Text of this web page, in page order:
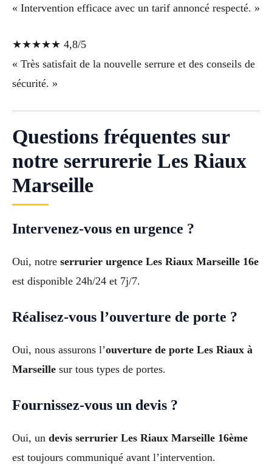
« Intervention efficace avec un tarif annoncé respecté. »
★★★★★ 4,8/5
« Très satisfait de la nouvelle serrure et des conseils de
sécurité. »
Questions fréquentes sur
notre serrurerie Les Riaux
Marseille
Intervenez-vous en urgence ?
Oui, notre serrurier urgence Les Riaux Marseille 16e
est disponible 24h/24 et 7j/7.
Réalisez-vous l’ouverture de porte ?
Oui, nous assurons l’ouverture de porte Les Riaux à
Marseille sur tous types de portes.
Fournissez-vous un devis ?
Oui, un devis serrurier Les Riaux Marseille 16ème
est toujours communiqué avant l’intervention.